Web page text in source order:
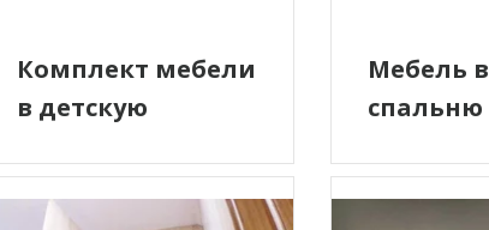
Комплект мебели
в детскую
Мебель в
спальню